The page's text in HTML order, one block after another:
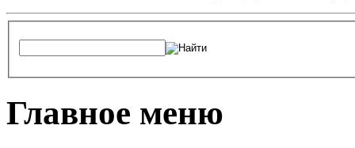
Главное меню